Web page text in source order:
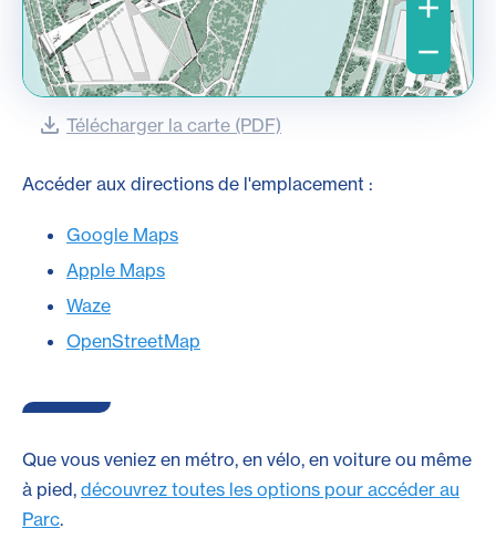
Télécharger la carte (PDF)
Accéder aux directions de l'emplacement :
Google Maps
Apple Maps
Waze
OpenStreetMap
Que vous veniez en métro, en vélo, en voiture ou même
à pied, découvrez toutes les options pour accéder au
Parc.